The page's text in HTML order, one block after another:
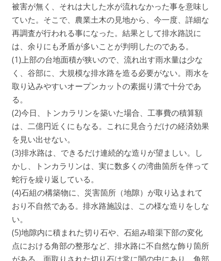
被害が無く、それは大した水が流れなかった事を意味し
ていた。そこで、農業土木の見地から、今一度、詳細な
再調査が行われる事になった。結果として排水路説に
は、余りにも矛盾が多いことが判明したのである。
(1)上部の台地面積が狭いので、流れ出す雨水量は少な
く、谷部に、大規模な排水路を造る必要がない。雨水を
取り込みやすいオープンカッ卜の素掘り溝で十分であ
る。
(2)今日、トンカラリンを築いた場合、工事費の積算額
は、二億円近くにもなる。これに見合うだけの経済効果
を見い出せない。
(3)排水路は、できるだけ連続的な造りが望ましい。し
かし、トンカラリンは、実に数多くの湾曲箇所を伴って
蛇行を繰り返している。
(4)石組の構築物に、災害箇所（地隙）が取り込まれて
おり不自然である。排水路施設は、この様な造りをしな
い。
(5)地隙内に積まれた切り石や、石組み暗渠下部の変化
点における角部の整形など、排水路に不自然な飾り箇所